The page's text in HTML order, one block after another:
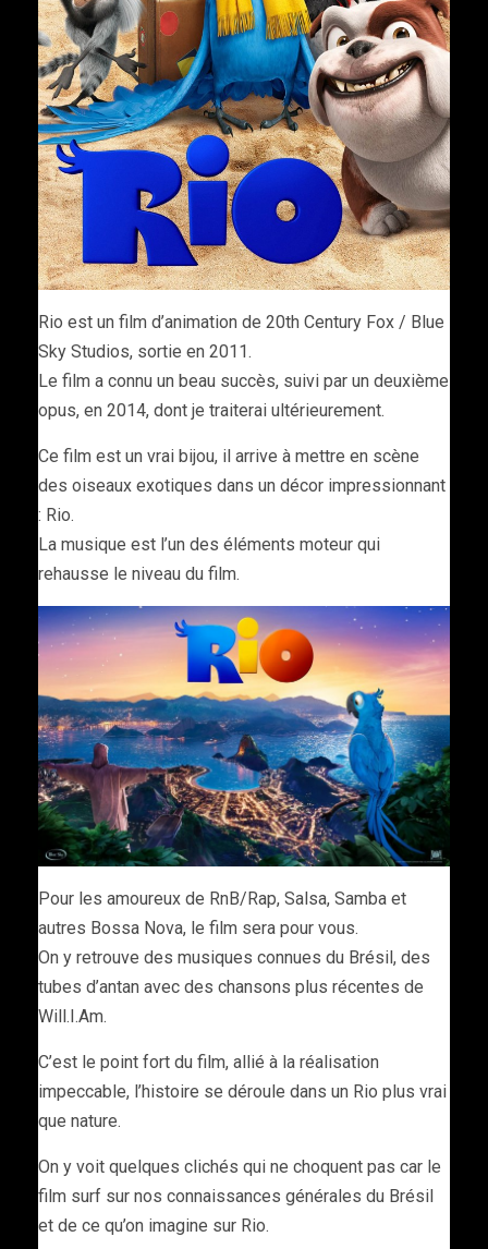
Rio est un film d’animation de 20th Century Fox / Blue
Sky Studios, sortie en 2011.
Le film a connu un beau succès, suivi par un deuxième
opus, en 2014, dont je traiterai ultérieurement.
Ce film est un vrai bijou, il arrive à mettre en scène
des oiseaux exotiques dans un décor impressionnant
: Rio.
La musique est l’un des éléments moteur qui
rehausse le niveau du film.
Pour les amoureux de RnB/Rap, Salsa, Samba et
autres Bossa Nova, le film sera pour vous.
On y retrouve des musiques connues du Brésil, des
tubes d’antan avec des chansons plus récentes de
Will.I.Am.
C’est le point fort du film, allié à la réalisation
impeccable, l’histoire se déroule dans un Rio plus vrai
que nature.
On y voit quelques clichés qui ne choquent pas car le
film surf sur nos connaissances générales du Brésil
et de ce qu’on imagine sur Rio.